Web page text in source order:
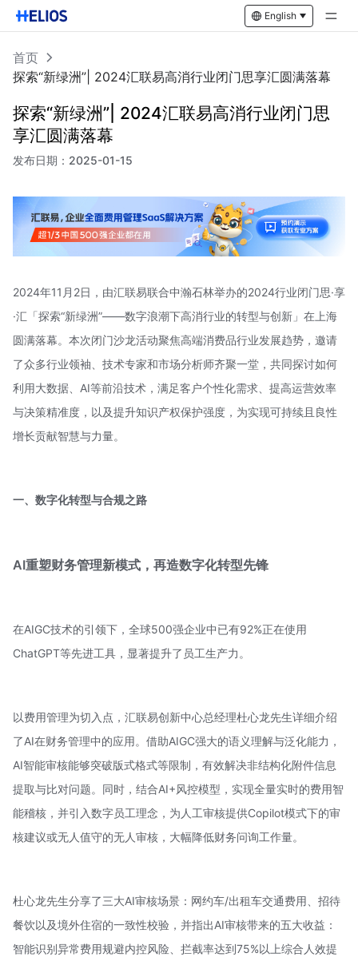
English
首页
探索“新绿洲”| 2024汇联易高消行业闭门思享汇圆满落幕
探索“新绿洲”| 2024汇联易高消行业闭门思
享汇圆满落幕
发布日期： 2025-01-15
2024年11月2日，由汇联易联合中瀚石林举办的2024行业闭门思·享
·汇「探索“新绿洲”——数字浪潮下高消行业的转型与创新」在上海
圆满落幕。本次闭门沙龙活动聚焦高端消费品行业发展趋势，邀请
了众多行业领袖、技术专家和市场分析师齐聚一堂，共同探讨如何
利用大数据、AI等前沿技术，满足客户个性化需求、提高运营效率
与决策精准度，以及提升知识产权保护强度，为实现可持续且良性
增长贡献智慧与力量。
一、数字化转型与合规之路
AI重塑财务管理新模式，再造数字化转型先锋
在AIGC技术的引领下，全球500强企业中已有92%正在使用
ChatGPT等先进工具，显著提升了员工生产力。
以费用管理为切入点，汇联易创新中心总经理杜心龙先生详细介绍
了AI在财务管理中的应用。借助AIGC强大的语义理解与泛化能力，
AI智能审核能够突破版式格式等限制，有效解决非结构化附件信息
提取与比对问题。同时，结合AI+风控模型，实现全量实时的费用智
能稽核，并引入数字员工理念，为人工审核提供Copilot模式下的审
核建议或无人值守的无人审核，大幅降低财务问询工作量。
杜心龙先生分享了三大AI审核场景：网约车/出租车交通费用、招待
餐饮以及境外住宿的一致性校验，并指出AI审核带来的五大收益：
智能识别异常费用规避内控风险、拦截率达到75%以上综合人效提